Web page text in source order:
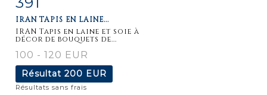
détaillée
IRAN TAPIS EN LAINE...
IRAN Tapis en laine et soie à
décor de bouquets de...
100 - 120 EUR
Résultat 200 EUR
Résultats sans frais